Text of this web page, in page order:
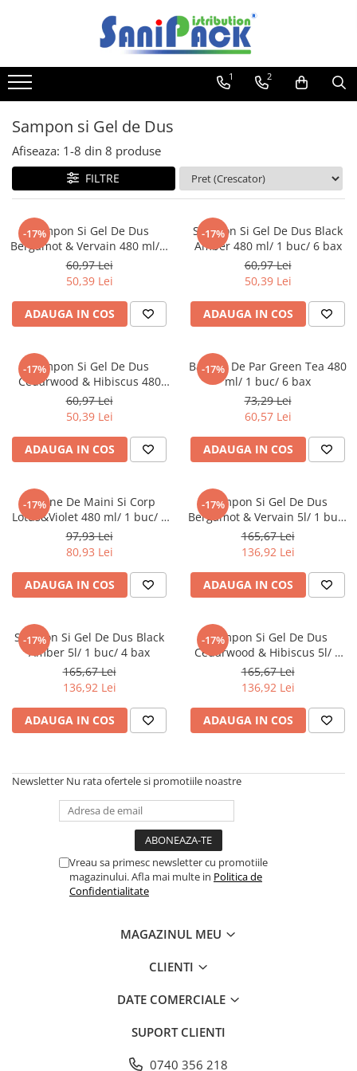
Toate Produsele
Produse de Curatenie
Sapunuri Lichide
Detergenti pentru Rufe
Dozare Manuala
Dozare Automata
Detergenti pentru Vase
Spalare Automata
Spalare Manuala
Detergenti Degresanti
Detergenti Dezincrustanti
Detergenti Pardoseli
Detergenti Universali
Produse pentru Piscina
Detergenti Ultra-Concentrati
Ambalaje si Consumabile
Articole Biodegradabile
Paie
Pungi
Farfurii
Caserole + Capace
Platouri
Articole din Carton
Tavite
Articole Albe
Articole Natur + Albe
Articole din Hartie
1 2
Sampon si Gel de Dus
Afiseaza: 1-8 din 8 produse
FILTRE
-17%
Sampon Si Gel De Dus
Bergamot & Vervain 480 ml/ 1
buc/ 6 bax
60,97 Lei
50,39 Lei
ADAUGA IN COS
-17%
Sampon Si Gel De Dus Black
Amber 480 ml/ 1 buc/ 6 bax
60,97 Lei
50,39 Lei
ADAUGA IN COS
-17%
Sampon Si Gel De Dus
Cedarwood & Hibiscus 480
ml/ 1 buc/ 6 bax
60,97 Lei
50,39 Lei
ADAUGA IN COS
-17%
Balsam De Par Green Tea 480
ml/ 1 buc/ 6 bax
73,29 Lei
60,57 Lei
ADAUGA IN COS
-17%
Lotiune De Maini Si Corp
Lotus&Violet 480 ml/ 1 buc/ 6
bax
97,93 Lei
80,93 Lei
ADAUGA IN COS
-17%
Sampon Si Gel De Dus
Bergamot & Vervain 5l/ 1 buc/
4 bax
165,67 Lei
136,92 Lei
ADAUGA IN COS
-17%
Sampon Si Gel De Dus Black
Amber 5l/ 1 buc/ 4 bax
165,67 Lei
136,92 Lei
ADAUGA IN COS
-17%
Sampon Si Gel De Dus
Cedarwood & Hibiscus 5l/ 1
buc/ 4 bax
165,67 Lei
136,92 Lei
ADAUGA IN COS
Newsletter Nu rata ofertele si promotiile noastre
Vreau sa primesc newsletter cu promotiile
magazinului. Afla mai multe in Politica de
Confidentialitate
MAGAZINUL MEU
CLIENTI
DATE COMERCIALE
SUPORT CLIENTI
0740 356 218